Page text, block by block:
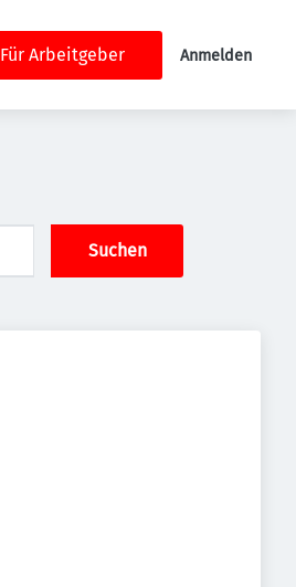
Für Arbeitgeber Anmelden
Suchen